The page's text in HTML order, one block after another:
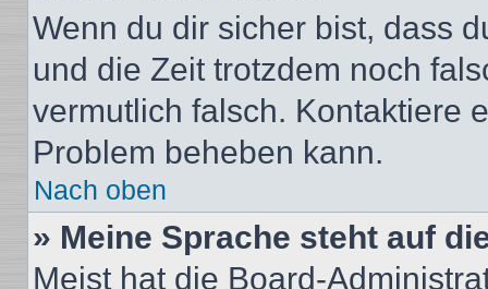
Wenn du dir sicher bist, dass
und die Zeit trotzdem noch
vermutlich falsch. Kontaktiere
Problem beheben kann.
Nach oben
» Meine Sprache steht auf
Meist hat die Board-